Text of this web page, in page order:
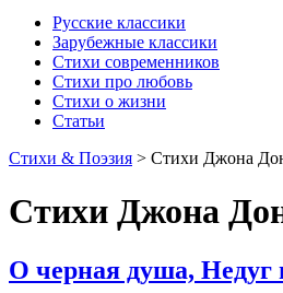
Русские классики
Зарубежные классики
Стихи современников
Стихи про любовь
Стихи о жизни
Статьи
Стихи & Поэзия > Стихи Джона
Стихи Джона
О черная душа, Недуг